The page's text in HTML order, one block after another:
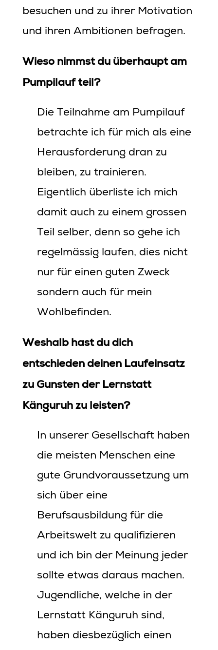
besuchen und zu ihrer Motivation
und ihren Ambitionen befragen.
Wieso nimmst du überhaupt am
Pumpilauf teil?
Die Teilnahme am Pumpilauf
betrachte ich für mich als eine
Herausforderung dran zu
bleiben, zu trainieren.
Eigentlich überliste ich mich
damit auch zu einem grossen
Teil selber, denn so gehe ich
regelmässig laufen, dies nicht
nur für einen guten Zweck
sondern auch für mein
Wohlbefinden.
Weshalb hast du dich
entschieden deinen Laufeinsatz
zu Gunsten der Lernstatt
Känguruh zu leisten?
In unserer Gesellschaft haben
die meisten Menschen eine
gute Grundvoraussetzung um
sich über eine
Berufsausbildung für die
Arbeitswelt zu qualifizieren
und ich bin der Meinung jeder
sollte etwas daraus machen.
Jugendliche, welche in der
Lernstatt Känguruh sind,
haben diesbezüglich einen